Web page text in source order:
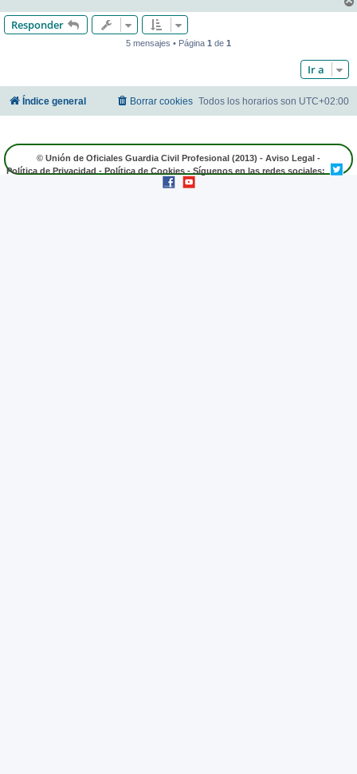
Responder
5 mensajes • Página 1 de 1
Ir a
Índice general Todos los horarios son UTC+02:00
Borrar cookies
© Unión de Oficiales Guardia Civil Profesional (2013) - Aviso Legal -
Política de Privacidad - Política de Cookies - Síguenos en las redes sociales: